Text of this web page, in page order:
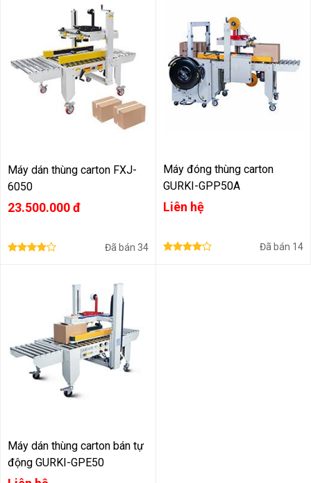
Máy dán thùng carton FXJ-
6050
23.500.000 đ
Đã bán 34
Máy đóng thùng carton
GURKI-GPP50A
Liên hệ
Đã bán 14
Máy dán thùng carton bán tự
động GURKI-GPE50